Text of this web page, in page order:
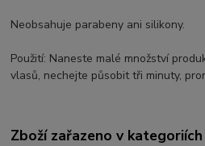
Neobsahuje parabeny ani silikony.
Použití: Naneste malé množství
vlasů, nechejte působit tři minuty,
Zboží zařazeno v kategoriích